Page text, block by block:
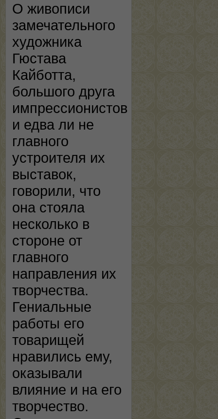
О живописи
замечательного
художника
Гюстава
Кайботта,
большого друга
импрессионистов
и едва ли не
главного
устроителя их
выставок,
говорили, что
она стояла
несколько в
стороне от
главного
направления их
творчества.
Гениальные
работы его
товарищей
нравились ему,
оказывали
влияние и на его
творчество.